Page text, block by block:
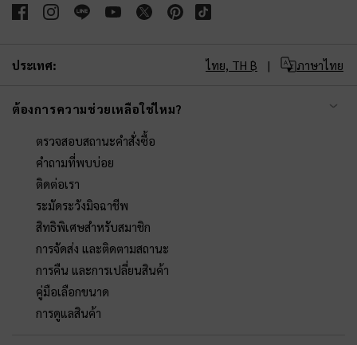
ประเทศ: ไทย, TH ฿ ภาษาไทย
ต้องการความช่วยเหลือใช่ไหม?
ตรวจสอบสถานะคำสั่งซื้อ
คำถามที่พบบ่อย
ติดต่อเรา
ระมัดระวังมิจฉาชีพ
สิทธิพิเศษสำหรับสมาชิก
การจัดส่ง และติดตามสถานะ
การคืน และการเปลี่ยนสินค้า
คู่มือเลือกขนาด
การดูแลสินค้า